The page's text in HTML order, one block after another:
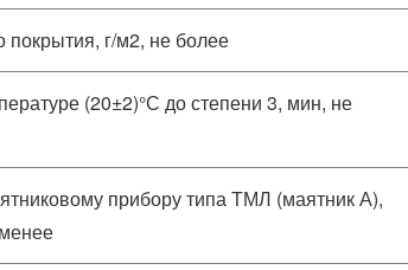
покрытия, г/м2, не более
(20±2)°С до степени 3, мин, не
прибору типа ТМЛ (маятник А),